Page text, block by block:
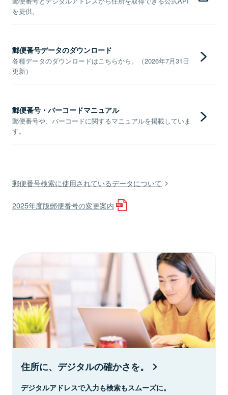
を提供。
郵便番号データのダウンロード
各種データのダウンロードはこちらから。（2026年7月31日
更新）
郵便番号・バーコードマニュアル
郵便番号や、バーコードに関するマニュアルを掲載していま
す。
郵便番号検索に使用されているデータについて
2025年度版郵便番号の変更案内
住所に、デジタルの確かさを。
デジタルアドレスで入力も検索もスムーズに。